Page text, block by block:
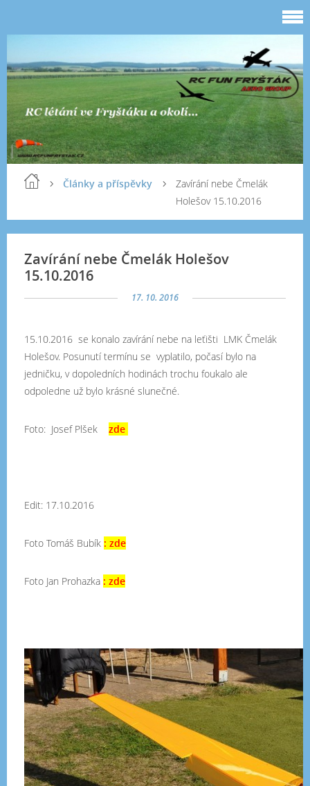
Články a příspěvky
Zavírání nebe Čmelák
Holešov 15.10.2016
Zavírání nebe Čmelák Holešov
15.10.2016
17. 10. 2016
15.10.2016 se konalo zavírání nebe na leťišti LMK Čmelák
Holešov. Posunutí termínu se vyplatilo, počasí bylo na
jedničku, v dopoledních hodinách trochu foukalo ale
odpoledne už bylo krásné slunečné.
Foto: Josef Plšek zde
Edit: 17.10.2016
Foto Tomáš Bubík : zde
Foto Jan Prohazka : zde